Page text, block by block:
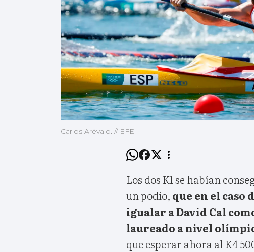
Carlos Arévalo. // EFE
Los dos K1 se habían
un podio, que en el
igualar a David Cal
laureado a nivel
que esperar ahora al K4